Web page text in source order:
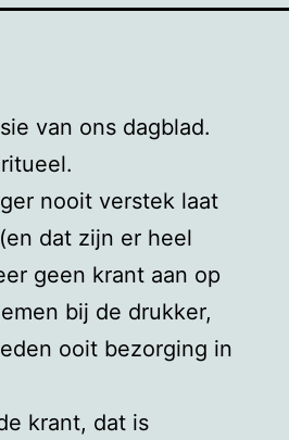
van ons dagblad.
nooit verstek laat
dat zijn er heel
geen krant aan op
bij de drukker,
ooit bezorging in
krant, dat is